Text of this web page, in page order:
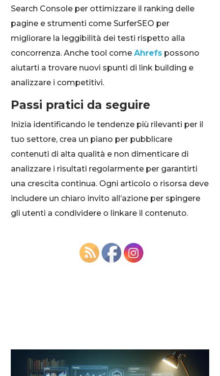
Search Console per ottimizzare il ranking delle
pagine e strumenti come SurferSEO per
migliorare la leggibilità dei testi rispetto alla
concorrenza. Anche tool comeAhrefs possono
aiutarti a trovare nuovi spunti di link building e
analizzare i competitivi.
Passi pratici da seguire
Inizia identificando le tendenze più rilevanti per il
tuo settore, crea un piano per pubblicare
contenuti di alta qualità e non dimenticare di
analizzare i risultati regolarmente per garantirti
una crescita continua. Ogni articolo o risorsa deve
includere un chiaro invito all’azione per spingere
gli utenti a condividere o linkare il contenuto.